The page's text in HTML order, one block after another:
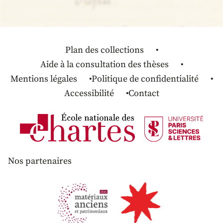
Plan des collections
Aide à la consultation des thèses
Mentions légales
Politique de confidentialité
Accessibilité
Contact
Nos partenaires